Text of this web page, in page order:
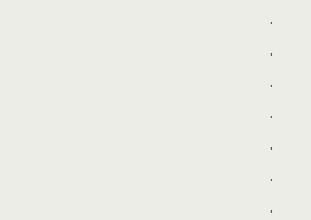
.
.
.
.
.
.
.